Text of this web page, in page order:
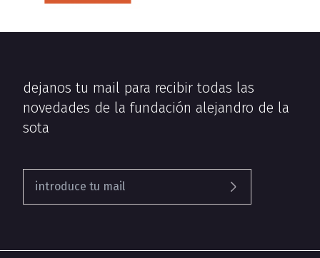
dejanos tu mail para recibir todas las
novedades de la fundación alejandro de la
sota